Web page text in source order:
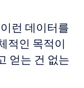
이런 데이터를
적인 목적이
얻는 건 없는